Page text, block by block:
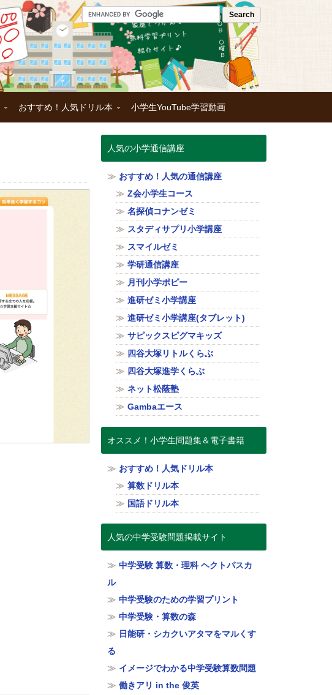
おすすめ！人気ドリル本 小学生YouTube学習動画
人気の小学通信講座
おすすめ！人気の通信講座
Z会小学生コース
名探偵コナンゼミ
スタディサプリ小学講座
スマイルゼミ
学研通信講座
月刊小学ポピー
進研ゼミ小学講座
進研ゼミ小学講座(タブレット)
サピックスピグマキッズ
四谷大塚リトルくらぶ
四谷大塚進学くらぶ
ネット松蔭塾
Gambaエース
オススメ！小学生問題集＆電子書籍
おすすめ！人気ドリル本
算数ドリル本
国語ドリル本
人気の中学受験問題掲載サイト
中学受験 算数・理科 ヘクトパスカ
ル
中学受験のための学習プリント
中学受験・算数の森
日能研・シカクいアタマをマルくす
る
イメージでわかる中学受験算数問題
働きアリ in the 俊英